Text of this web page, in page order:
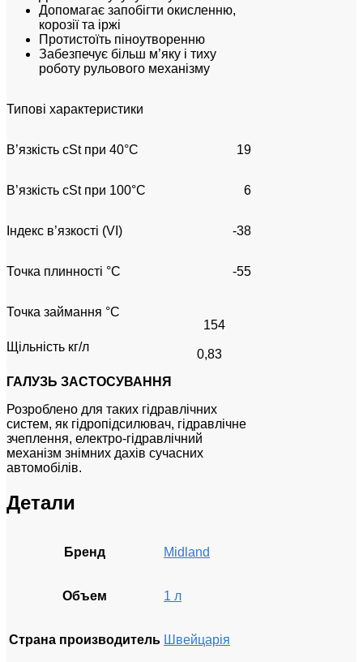
Допомагає запобігти окисленню,
корозії та іржі
Протистоїть піноутворенню
Забезпечує більш м’яку і тиху
роботу рульового механізму
Типові характеристики
В’язкість cSt при 40°C 19
В’язкість cSt при 100°C 6
Індекс в’язкості (VI) -38
Точка плинності °С -55
Точка займання °С
154
Щільність кг/л
0,83
ГАЛУЗЬ ЗАСТОСУВАННЯ
Розроблено для таких гідравлічних
систем, як гідропідсилювач, гідравлічне
зчеплення, електро-гідравлічний
механізм знімних дахів сучасних
автомобілів.
Детали
Бренд Midland
Объем 1 л
Страна производитель Швейцарія